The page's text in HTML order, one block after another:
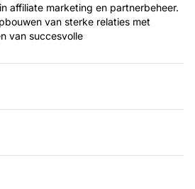
affiliate marketing en partnerbeheer.
van sterke relaties met
van succesvolle